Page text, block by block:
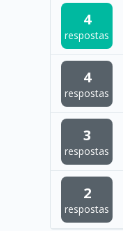
4
respostas
4
respostas
3
respostas
2
respostas